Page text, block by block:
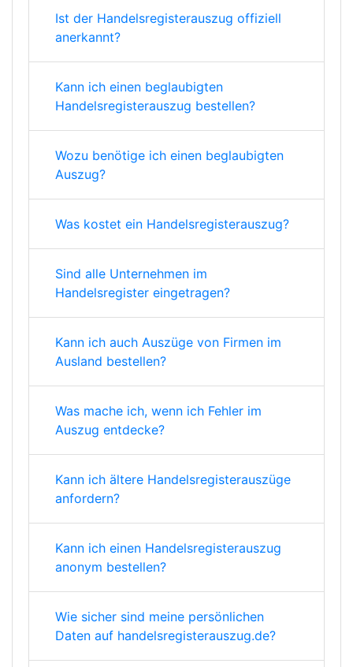
Ist der Handelsregisterauszug offiziell
anerkannt?
Kann ich einen beglaubigten
Handelsregisterauszug bestellen?
Wozu benötige ich einen beglaubigten
Auszug?
Was kostet ein Handelsregisterauszug?
Sind alle Unternehmen im
Handelsregister eingetragen?
Kann ich auch Auszüge von Firmen im
Ausland bestellen?
Was mache ich, wenn ich Fehler im
Auszug entdecke?
Kann ich ältere Handelsregisterauszüge
anfordern?
Kann ich einen Handelsregisterauszug
anonym bestellen?
Wie sicher sind meine persönlichen
Daten auf handelsregisterauszug.de?